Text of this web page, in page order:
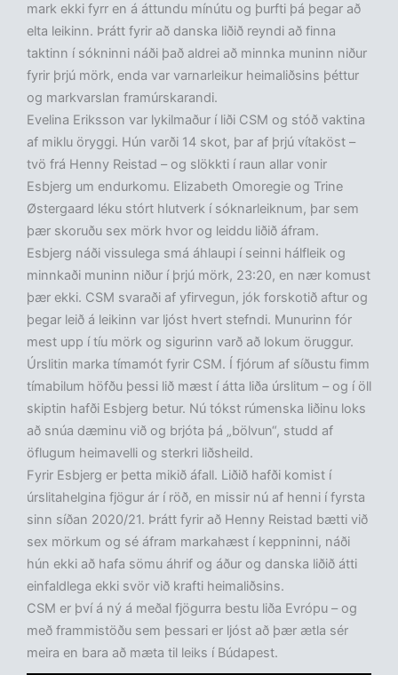
mark ekki fyrr en á áttundu mínútu og þurfti þá þegar að
elta leikinn. Þrátt fyrir að danska liðið reyndi að finna
taktinn í sókninni náði það aldrei að minnka muninn niður
fyrir þrjú mörk, enda var varnarleikur heimaliðsins þéttur
og markvarslan framúrskarandi.
Evelina Eriksson var lykilmaður í liði CSM og stóð vaktina
af miklu öryggi. Hún varði 14 skot, þar af þrjú vítaköst –
tvö frá Henny Reistad – og slökkti í raun allar vonir
Esbjerg um endurkomu. Elizabeth Omoregie og Trine
Østergaard léku stórt hlutverk í sóknarleiknum, þar sem
þær skoruðu sex mörk hvor og leiddu liðið áfram.
Esbjerg náði vissulega smá áhlaupi í seinni hálfleik og
minnkaði muninn niður í þrjú mörk, 23:20, en nær komust
þær ekki. CSM svaraði af yfirvegun, jók forskotið aftur og
þegar leið á leikinn var ljóst hvert stefndi. Munurinn fór
mest upp í tíu mörk og sigurinn varð að lokum öruggur.
Úrslitin marka tímamót fyrir CSM. Í fjórum af síðustu fimm
tímabilum höfðu þessi lið mæst í átta liða úrslitum – og í öll
skiptin hafði Esbjerg betur. Nú tókst rúmenska liðinu loks
að snúa dæminu við og brjóta þá „bölvun“, studd af
öflugum heimavelli og sterkri liðsheild.
Fyrir Esbjerg er þetta mikið áfall. Liðið hafði komist í
úrslitahelgina fjögur ár í röð, en missir nú af henni í fyrsta
sinn síðan 2020/21. Þrátt fyrir að Henny Reistad bætti við
sex mörkum og sé áfram markahæst í keppninni, náði
hún ekki að hafa sömu áhrif og áður og danska liðið átti
einfaldlega ekki svör við krafti heimaliðsins.
CSM er því á ný á meðal fjögurra bestu liða Evrópu – og
með frammistöðu sem þessari er ljóst að þær ætla sér
meira en bara að mæta til leiks í Búdapest.